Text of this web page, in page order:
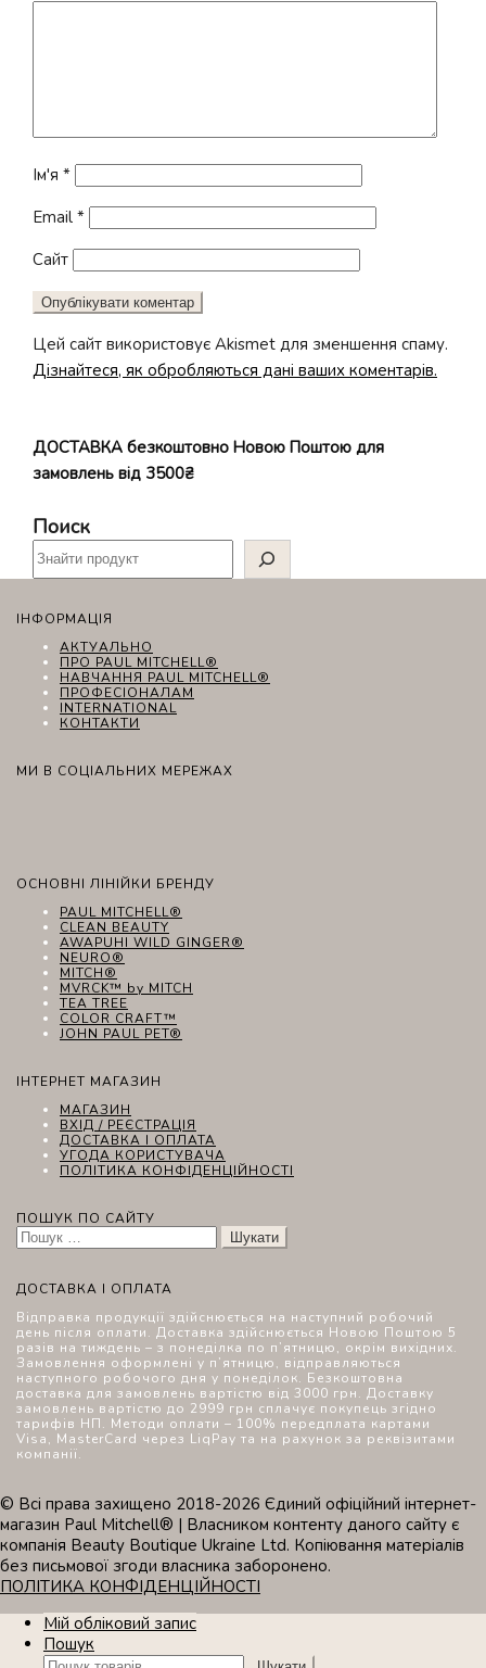
Ім'я *
Email *
Сайт
Цей сайт використовує Akismet для зменшення спаму.
Дізнайтеся, як обробляються дані ваших коментарів.
ДОСТАВКА безкоштовно Новою Поштою для
замовлень від 3500₴
Поиск
ІНФОРМАЦІЯ
АКТУАЛЬНО
ПРО PAUL MITCHELL®
НАВЧАННЯ PAUL MITCHELL®
ПРОФЕСІОНАЛАМ
INTERNATIONAL
КОНТАКТИ
МИ В СОЦІАЛЬНИХ МЕРЕЖАХ
ОСНОВНІ ЛІНІЙКИ БРЕНДУ
PAUL MITCHELL®
CLEAN BEAUTY
AWAPUHI WILD GINGER®
NEURO®
MITCH®
MVRCK™ by MITCH
TEA TREE
COLOR CRAFT™
JOHN PAUL PET®
ІНТЕРНЕТ МАГАЗИН
МАГАЗИН
ВХІД / РЕЄСТРАЦІЯ
ДОСТАВКА І ОПЛАТА
УГОДА КОРИСТУВАЧА
ПОЛІТИКА КОНФІДЕНЦІЙНОСТІ
ПОШУК ПО САЙТУ
Пошук:
ДОСТАВКА І ОПЛАТА
Відправка продукції здійснюється на наступний робочий
день після оплати. Доставка здійснюється Новою Поштою 5
разів на тиждень – з понеділка по п’ятницю, окрім вихідних.
Замовлення оформлені у п’ятницю, відправляються
наступного робочого дня у понеділок. Безкоштовна
доставка для замовлень вартістю від 3000 грн. Доставку
замовлень вартістю до 2999 грн сплачує покупець згідно
тарифів НП. Методи оплати – 100% передплата картами
Visa, MasterCard через LiqPay та на рахунок за реквізитами
компанії.
© Всі права захищено 2018-2026 Єдиний офіційний інтернет-
магазин Paul Mitchell® | Власником контенту даного сайту є
компанія Beauty Boutique Ukraine Ltd. Копіювання матеріалів
без письмової згоди власника заборонено.
ПОЛІТИКА КОНФІДЕНЦІЙНОСТІ
Мій обліковий запис
Пошук
Шукати: